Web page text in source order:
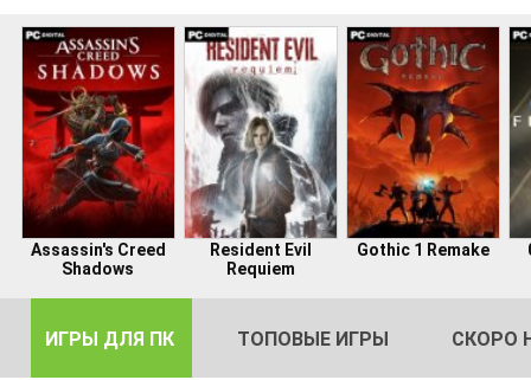
Assassin's Creed
Shadows
Resident Evil
Requiem
Gothic 1 Remake
ИГРЫ ДЛЯ ПК ТОПОВЫЕ ИГРЫ СКОРО